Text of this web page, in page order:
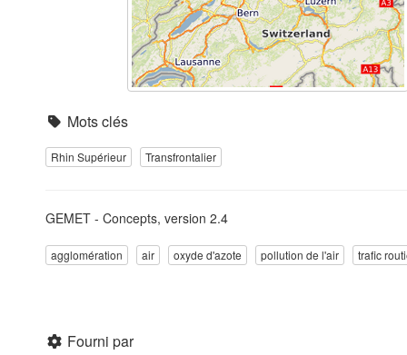
Mots clés
Rhin Supérieur Transfrontalier
GEMET - Concepts, version 2.4
agglomération air oxyde d'azote pollution de l'air trafic
Fourni par